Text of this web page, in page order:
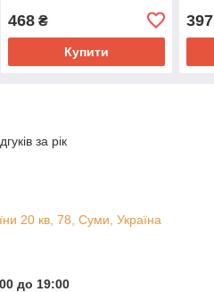
468₴
Купити
397
за рік
20 кв, 78, Суми, Україна
до 19:00